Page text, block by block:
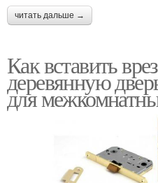
читать дальше →
Как вставить
деревянную
для